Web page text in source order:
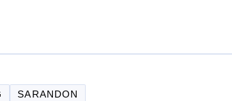
SARANDON